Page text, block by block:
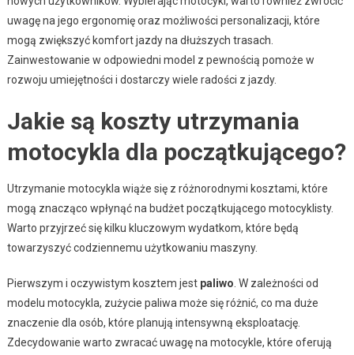
uwagę na jego ergonomię oraz możliwości personalizacji, które
mogą zwiększyć komfort jazdy na dłuższych trasach.
Zainwestowanie w odpowiedni model z pewnością pomoże w
rozwoju umiejętności i dostarczy wiele radości z jazdy.
Jakie są koszty utrzymania
motocykla dla początkującego?
Utrzymanie motocykla wiąże się z różnorodnymi kosztami, które
mogą znacząco wpłynąć na budżet początkującego motocyklisty.
Warto przyjrzeć się kilku kluczowym wydatkom, które będą
towarzyszyć codziennemu użytkowaniu maszyny.
Pierwszym i oczywistym kosztem jest paliwo. W zależności od
modelu motocykla, zużycie paliwa może się różnić, co ma duże
znaczenie dla osób, które planują intensywną eksploatację.
Zdecydowanie warto zwracać uwagę na motocykle, które oferują